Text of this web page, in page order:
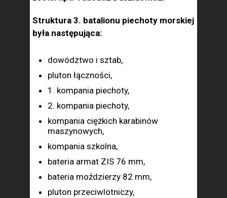
Struktura 3. batalionu piechoty morskiej
była następująca:
dowództwo i sztab,
pluton łączności,
1. kompania piechoty,
2. kompania piechoty,
kompania ciężkich karabinów
maszynowych,
kompania szkolna,
bateria armat ZIS 76 mm,
bateria moździerzy 82 mm,
pluton przeciwlotniczy,